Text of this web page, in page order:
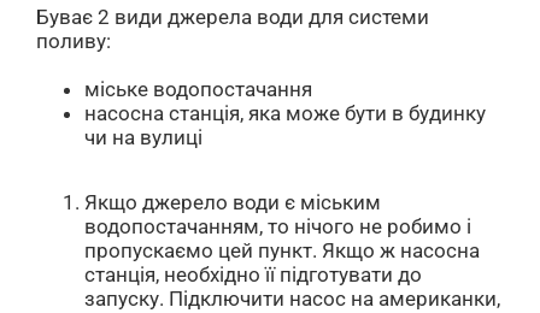
Буває 2 види джерела води для системи
поливу:
міське водопостачання
насосна станція, яка може бути в будинку
чи на вулиці
Якщо джерело води є міським
водопостачанням, то нічого не робимо і
пропускаємо цей пункт. Якщо ж насосна
станція, необхідно її підготувати до
запуску. Підключити насос на американки,